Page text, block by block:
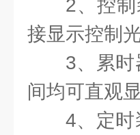
2、控
接显示控制
3、累
间均可直观显
4、定